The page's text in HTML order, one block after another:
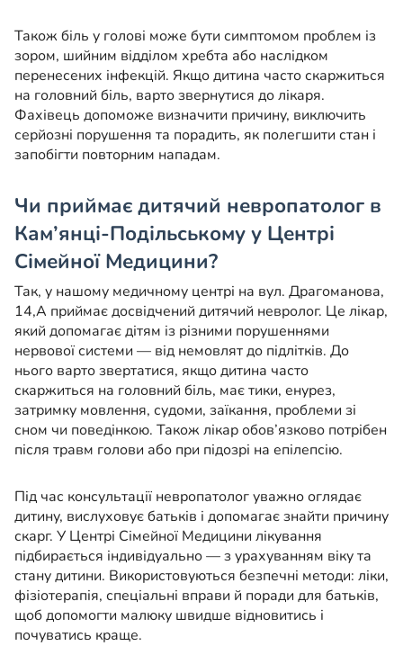
Також біль у голові може бути симптомом проблем із
зором, шийним відділом хребта або наслідком
перенесених інфекцій. Якщо дитина часто скаржиться
на головний біль, варто звернутися до лікаря.
Фахівець допоможе визначити причину, виключить
серйозні порушення та порадить, як полегшити стан і
запобігти повторним нападам.
Чи приймає дитячий невропатолог в
Кам’янці-Подільському у Центрі
Сімейної Медицини?
Так, у нашому медичному центрі на вул. Драгоманова,
14,А приймає досвідчений дитячий невролог. Це лікар,
який допомагає дітям із різними порушеннями
нервової системи — від немовлят до підлітків. До
нього варто звертатися, якщо дитина часто
скаржиться на головний біль, має тики, енурез,
затримку мовлення, судоми, заїкання, проблеми зі
сном чи поведінкою. Також лікар обов’язково потрібен
після травм голови або при підозрі на епілепсію.
Під час консультації невропатолог уважно оглядає
дитину, вислуховує батьків і допомагає знайти причину
скарг. У Центрі Сімейної Медицини лікування
підбирається індивідуально — з урахуванням віку та
стану дитини. Використовуються безпечні методи: ліки,
фізіотерапія, спеціальні вправи й поради для батьків,
щоб допомогти малюку швидше відновитись і
почуватись краще.